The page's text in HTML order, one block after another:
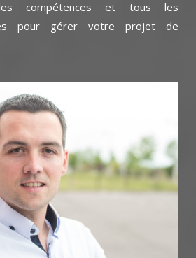
compétences et tous les
pour gérer votre projet de
expériences professionnelles
le bon déroulement d’un projet
des travaux où nous avons
avec des entreprises
de la grande diversité de
permettent de proposer des
avec vos idées.
nos clients a toujours été notre
de travailler dans un climat de